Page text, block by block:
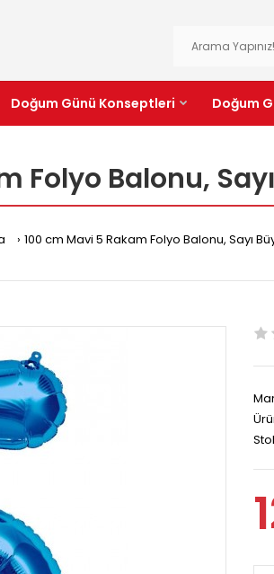
Doğum Günü Konseptleri Doğum
Folyo Balonu,
100 cm Mavi 5 Rakam Folyo Balonu, Sayı